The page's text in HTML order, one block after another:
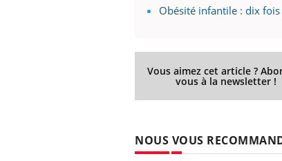
Obésité infantile : dix fois
Vous aimez cet article ?
vous à la newsletter !
NOUS VOUS